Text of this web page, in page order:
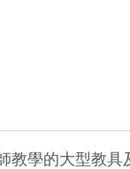
學的大型教具